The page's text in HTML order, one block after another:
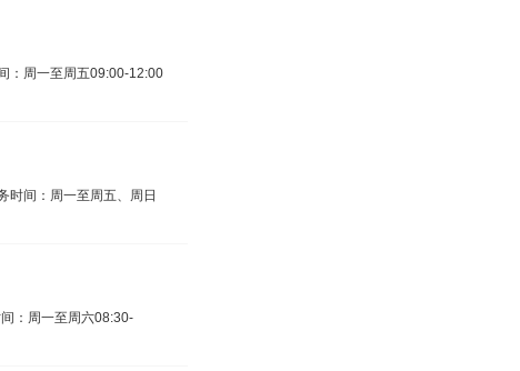
：周一至周五09:00-12:00
时间：周一至周五、周日
：周一至周六08:30-